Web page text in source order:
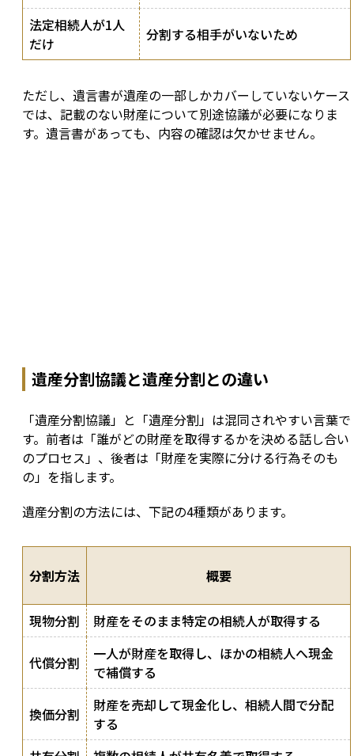
法定相続人が1人
だけ
分割する相手がいないため
ただし、遺言書が遺産の一部しかカバーしていないケース
では、記載のない財産について別途協議が必要になりま
す。遺言書があっても、内容の確認は欠かせません。
遺産分割協議と遺産分割との違い
「遺産分割協議」と「遺産分割」は混同されやすい言葉で
す。前者は「誰がどの財産を取得するかを決める話し合い
のプロセス」、後者は「財産を実際に分ける行為そのも
の」を指します。
遺産分割の方法には、下記の4種類があります。
分割方法 概要
現物分割 財産をそのまま特定の相続人が取得する
代償分割
一人が財産を取得し、ほかの相続人へ現金
で補償する
換価分割
財産を売却して現金化し、相続人間で分配
する